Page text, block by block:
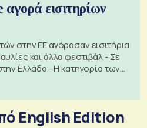
αγορά εισιτηρίων
στην ΕΕ αγόρασαν εισιτήρια
και άλλα φεστιβάλ - Σε
Ελλάδα - Η κατηγορία των
English Edition